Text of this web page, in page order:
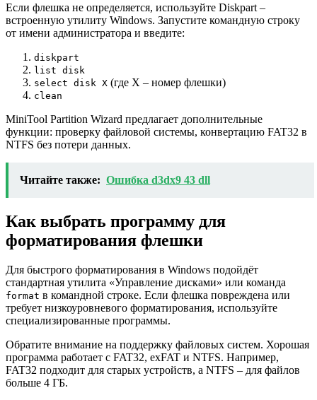
Если флешка не определяется, используйте Diskpart –
встроенную утилиту Windows. Запустите командную строку
от имени администратора и введите:
diskpart
list disk
select disk X (где X – номер флешки)
clean
MiniTool Partition Wizard предлагает дополнительные
функции: проверку файловой системы, конвертацию FAT32 в
NTFS без потери данных.
Читайте также: Ошибка d3dx9 43 dll
Как выбрать программу для
форматирования флешки
Для быстрого форматирования в Windows подойдёт
стандартная утилита «Управление дисками» или команда
format в командной строке. Если флешка повреждена или
требует низкоуровневого форматирования, используйте
специализированные программы.
Обратите внимание на поддержку файловых систем. Хорошая
программа работает с FAT32, exFAT и NTFS. Например,
FAT32 подходит для старых устройств, а NTFS – для файлов
больше 4 ГБ.